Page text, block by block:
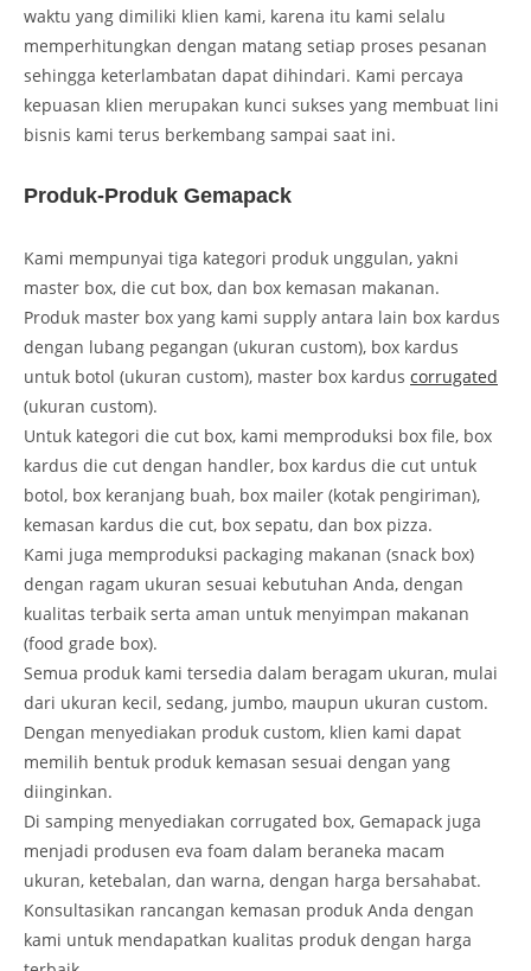
waktu yang dimiliki klien kami, karena itu kami selalu
memperhitungkan dengan matang setiap proses pesanan
sehingga keterlambatan dapat dihindari. Kami percaya
kepuasan klien merupakan kunci sukses yang membuat lini
bisnis kami terus berkembang sampai saat ini.
Produk-Produk Gemapack
Kami mempunyai tiga kategori produk unggulan, yakni
master box, die cut box, dan box kemasan makanan.
Produk master box yang kami supply antara lain box kardus
dengan lubang pegangan (ukuran custom), box kardus
untuk botol (ukuran custom), master box kardus corrugated
(ukuran custom).
Untuk kategori die cut box, kami memproduksi box file, box
kardus die cut dengan handler, box kardus die cut untuk
botol, box keranjang buah, box mailer (kotak pengiriman),
kemasan kardus die cut, box sepatu, dan box pizza.
Kami juga memproduksi packaging makanan (snack box)
dengan ragam ukuran sesuai kebutuhan Anda, dengan
kualitas terbaik serta aman untuk menyimpan makanan
(food grade box).
Semua produk kami tersedia dalam beragam ukuran, mulai
dari ukuran kecil, sedang, jumbo, maupun ukuran custom.
Dengan menyediakan produk custom, klien kami dapat
memilih bentuk produk kemasan sesuai dengan yang
diinginkan.
Di samping menyediakan corrugated box, Gemapack juga
menjadi produsen eva foam dalam beraneka macam
ukuran, ketebalan, dan warna, dengan harga bersahabat.
Konsultasikan rancangan kemasan produk Anda dengan
kami untuk mendapatkan kualitas produk dengan harga